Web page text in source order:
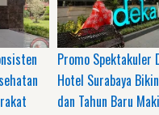
Promo Spektakuler
Hotel Surabaya
dan Tahun Baru